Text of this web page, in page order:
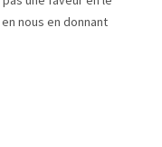
nous en donnant